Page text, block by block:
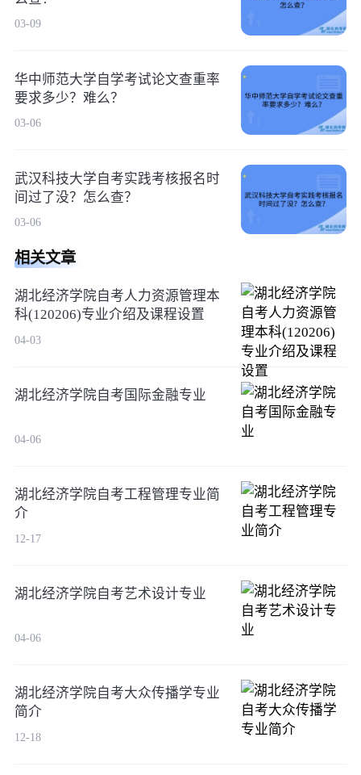
03-09
华中师范大学自学考试论文查重率
要求多少？难么？
03-06
武汉科技大学自考实践考核报名时
间过了没？怎么查？
03-06
相关文章
湖北经济学院自考人力资源管理本
科(120206)专业介绍及课程设置
04-03
湖北经济学院自考国际金融专业
04-06
湖北经济学院自考工程管理专业简
介
12-17
湖北经济学院自考艺术设计专业
04-06
湖北经济学院自考大众传播学专业
简介
12-18